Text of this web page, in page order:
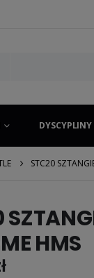
STC20
HMS